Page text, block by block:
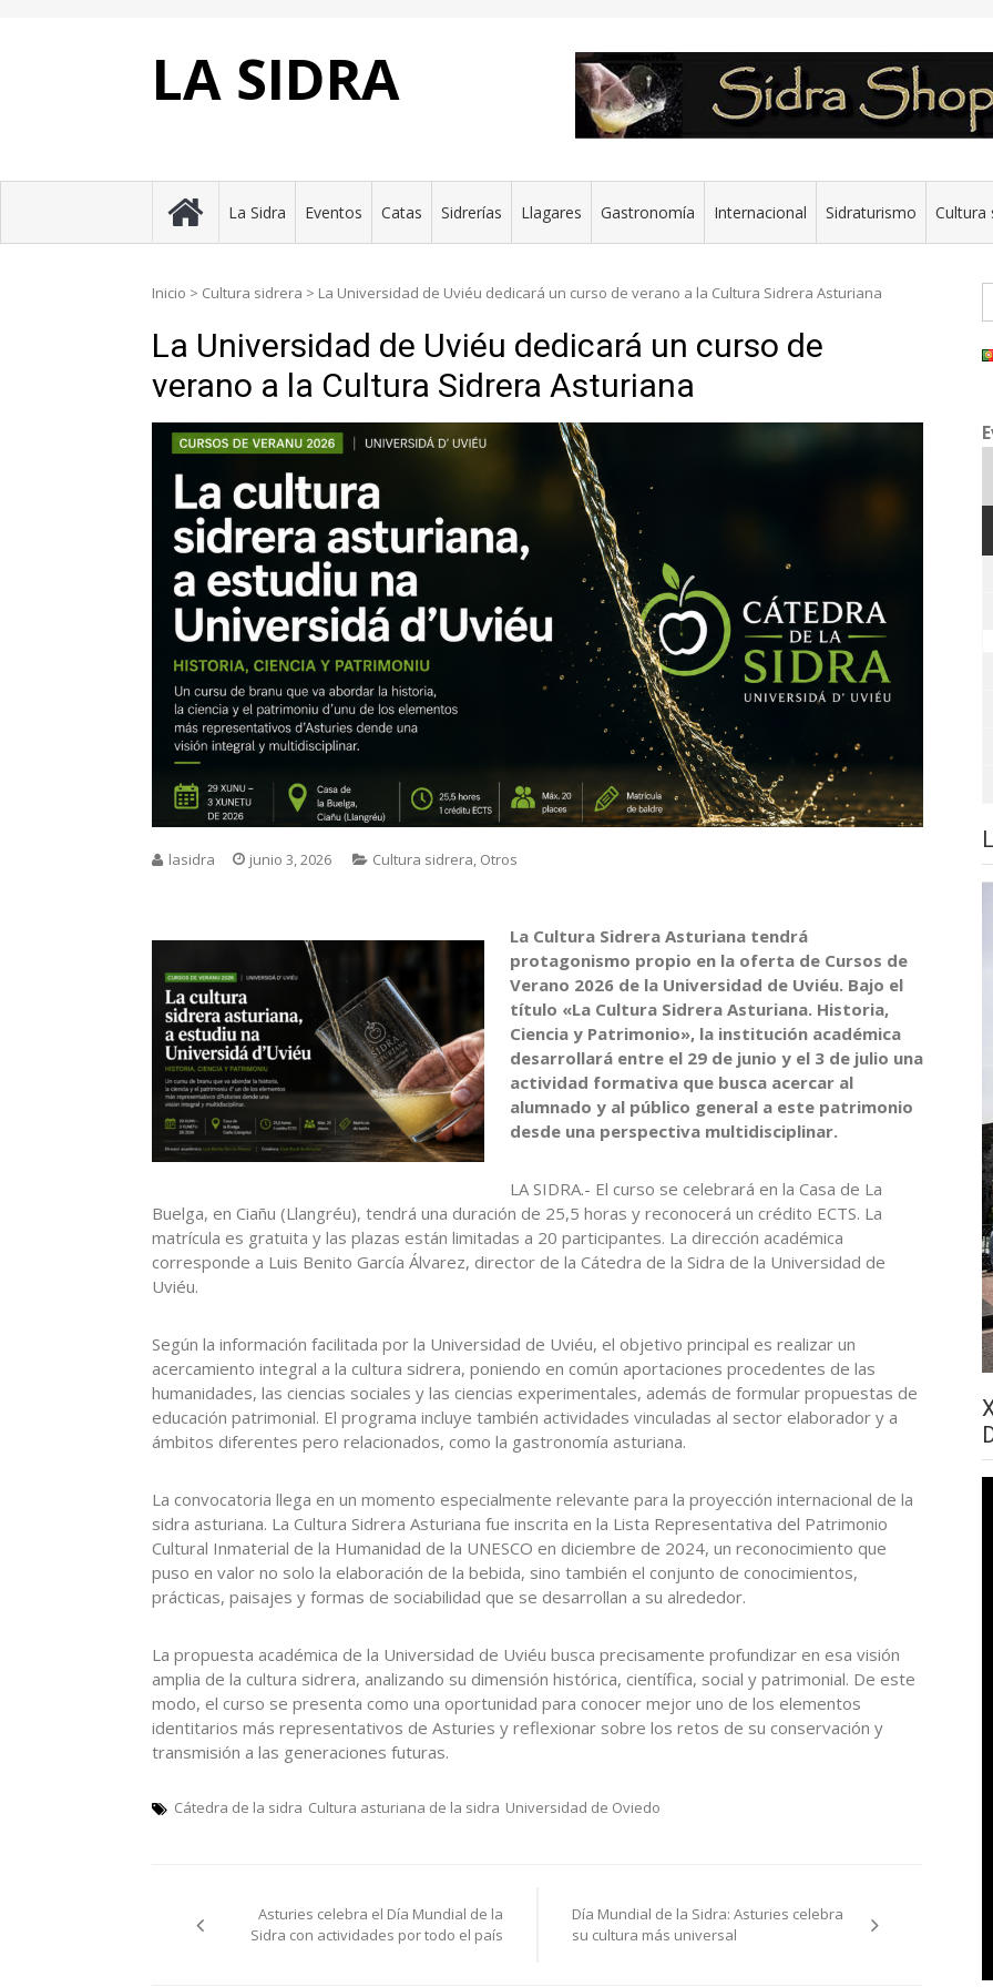
LA SIDRA
La Sidra Eventos Catas Sidrerías Llagares Gastronomía Internacional Sidraturismo Cultura
Inicio > Cultura sidrera > La Universidad de Uviéu dedicará un curso de verano a la Cultura Sidrera Asturiana
La Universidad de Uviéu dedicará un curso de
verano a la Cultura Sidrera Asturiana
lasidra junio 3, 2026 Cultura sidrera, Otros
La Cultura Sidrera Asturiana tendrá
protagonismo propio en la oferta de Cursos de
Verano 2026 de la Universidad de Uviéu. Bajo el
título «La Cultura Sidrera Asturiana. Historia,
Ciencia y Patrimonio», la institución académica
desarrollará entre el 29 de junio y el 3 de julio una
actividad formativa que busca acercar al
alumnado y al público general a este patrimonio
desde una perspectiva multidisciplinar.
LA SIDRA.- El curso se celebrará en la Casa de La
Buelga, en Ciañu (Llangréu), tendrá una duración de 25,5 horas y reconocerá un crédito ECTS. La
matrícula es gratuita y las plazas están limitadas a 20 participantes. La dirección académica
corresponde a Luis Benito García Álvarez, director de la Cátedra de la Sidra de la Universidad de
Uviéu.
Según la información facilitada por la Universidad de Uviéu, el objetivo principal es realizar un
acercamiento integral a la cultura sidrera, poniendo en común aportaciones procedentes de las
humanidades, las ciencias sociales y las ciencias experimentales, además de formular propuestas de
educación patrimonial. El programa incluye también actividades vinculadas al sector elaborador y a
ámbitos diferentes pero relacionados, como la gastronomía asturiana.
La convocatoria llega en un momento especialmente relevante para la proyección internacional de la
sidra asturiana. La Cultura Sidrera Asturiana fue inscrita en la Lista Representativa del Patrimonio
Cultural Inmaterial de la Humanidad de la UNESCO en diciembre de 2024, un reconocimiento que
puso en valor no solo la elaboración de la bebida, sino también el conjunto de conocimientos,
prácticas, paisajes y formas de sociabilidad que se desarrollan a su alrededor.
La propuesta académica de la Universidad de Uviéu busca precisamente profundizar en esa visión
amplia de la cultura sidrera, analizando su dimensión histórica, científica, social y patrimonial. De este
modo, el curso se presenta como una oportunidad para conocer mejor uno de los elementos
identitarios más representativos de Asturies y reflexionar sobre los retos de su conservación y
transmisión a las generaciones futuras.
Cátedra de la sidra Cultura asturiana de la sidra Universidad de Oviedo
de
Asturies celebra el Día Mundial de la
Sidra con actividades por todo el país
Día Mundial de la Sidra: Asturies celebra
su cultura más universal